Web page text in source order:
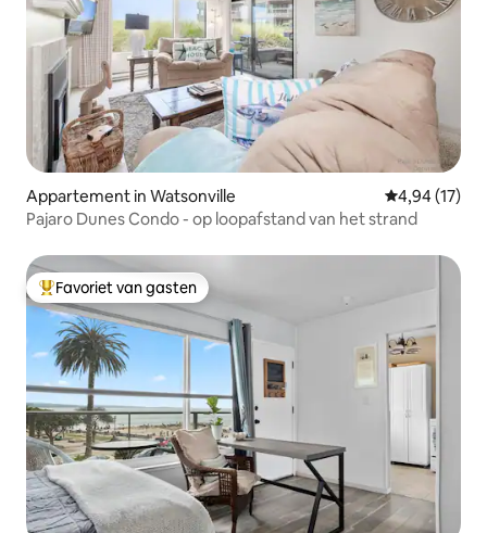
Appartement in Watsonville Gemiddelde
4,94 (17)
Pajaro Dunes Condo - op loopafstand van het strand
Topfavoriet van gasten
Favoriet van gasten